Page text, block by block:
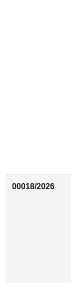
00018/2026